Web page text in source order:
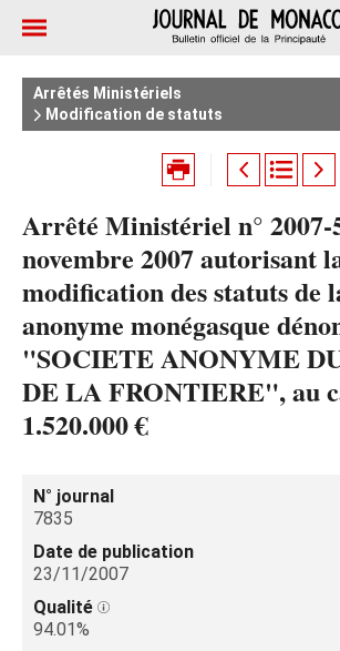
Arrêtés Ministériels
Modification de statuts
Arrêté Ministériel n° 2007-
novembre 2007 autorisant
modification des statuts de
anonyme monégasque
"SOCIETE ANONYME
DE LA FRONTIERE", au
1.520.000 €
N° journal
7835
Date de publication
23/11/2007
Qualité
94.01%